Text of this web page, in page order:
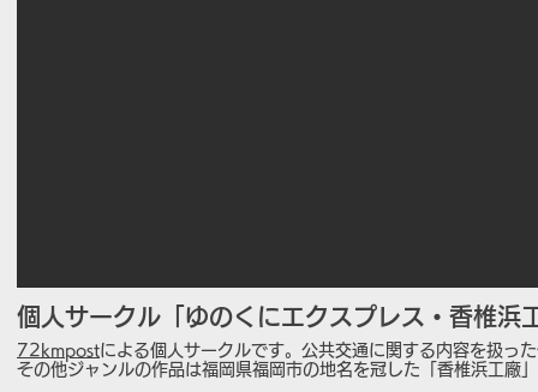
個人サークル「ゆのくにエクスプレス・香椎浜
72kmpostによる個人サークルです。公共交通に関する内容を扱っ
その他ジャンルの作品は福岡県福岡市の地名を冠した「香椎浜工廠